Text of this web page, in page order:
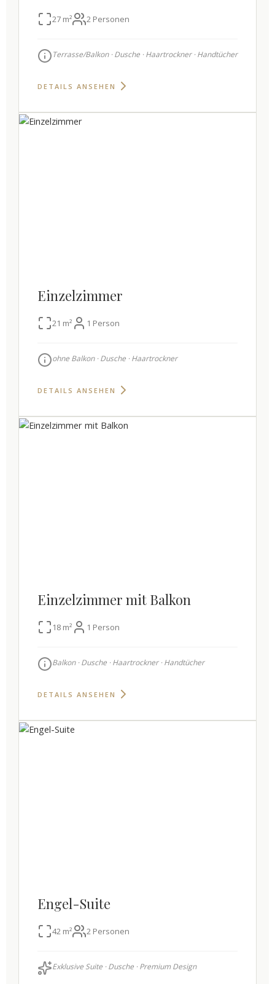
27 m² 2 Personen
Terrasse/Balkon · Dusche · Haartrockner · Handtücher
DETAILS ANSEHEN
Einzelzimmer
21 m² 1 Person
ohne Balkon · Dusche · Haartrockner
DETAILS ANSEHEN
Einzelzimmer mit Balkon
18 m² 1 Person
Balkon · Dusche · Haartrockner · Handtücher
DETAILS ANSEHEN
Engel-Suite
42 m² 2 Personen
Exklusive Suite · Dusche · Premium Design